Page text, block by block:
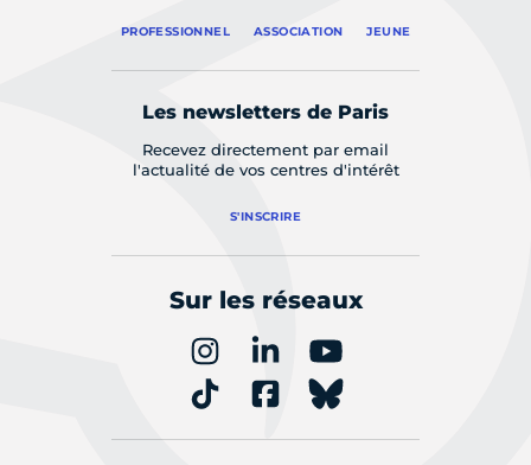
PROFESSIONNEL ASSOCIATION JEUNE
Les newsletters de Paris
Recevez directement par email
l'actualité de vos centres d'intérêt
S'INSCRIRE
Sur les réseaux